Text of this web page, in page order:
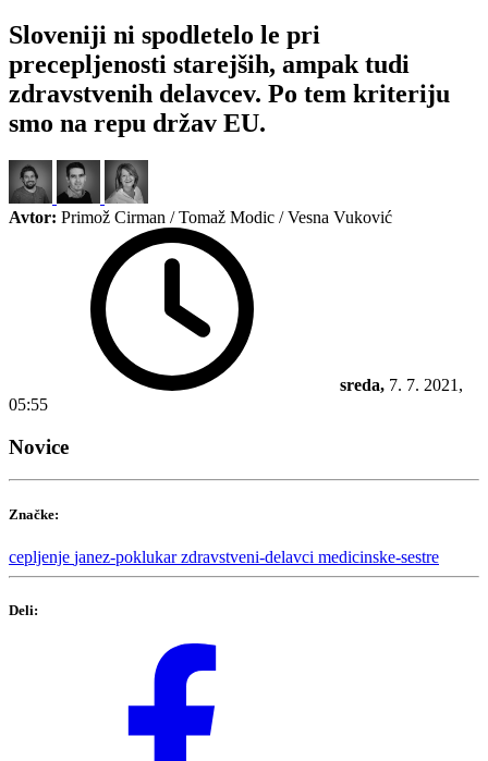
Sloveniji ni spodletelo le pri
precepljenosti starejših, ampak tudi
zdravstvenih delavcev. Po tem kriteriju
smo na repu držav EU.
Avtor: Primož Cirman / Tomaž Modic / Vesna Vuković
sreda, 7. 7. 2021,
05:55
Novice
Značke:
cepljenje janez-poklukarzdravstveni-delavci medicinske-sestre
Deli: